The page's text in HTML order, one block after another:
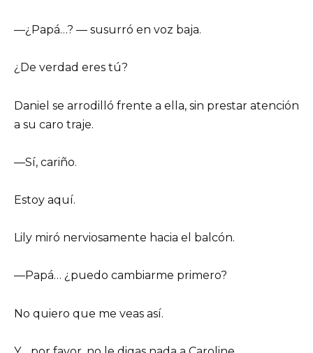
—¿Papá…? — susurró en voz baja.
¿De verdad eres tú?
Daniel se arrodilló frente a ella, sin prestar atención
a su caro traje.
—Sí, cariño.
Estoy aquí.
Lily miró nerviosamente hacia el balcón.
—Papá… ¿puedo cambiarme primero?
No quiero que me veas así.